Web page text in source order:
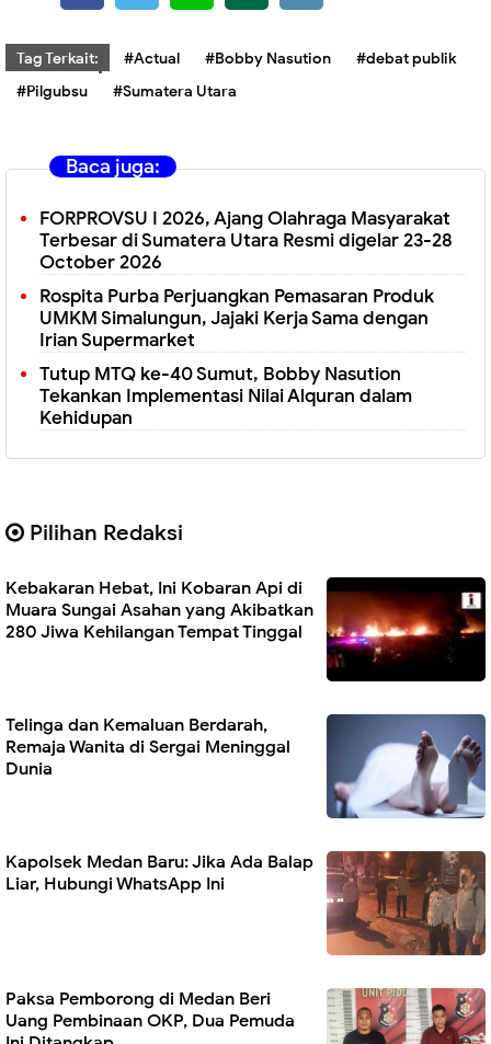
Tag Terkait: #Actual #Bobby Nasution
#debat publik
#Pilgubsu
#Sumatera Utara
Baca juga:
FORPROVSU I 2026, Ajang Olahraga Masyarakat
Terbesar di Sumatera Utara Resmi digelar 23-28
October 2026
Rospita Purba Perjuangkan Pemasaran Produk
UMKM Simalungun, Jajaki Kerja Sama dengan
Irian Supermarket
Tutup MTQ ke-40 Sumut, Bobby Nasution
Tekankan Implementasi Nilai Alquran dalam
Kehidupan
Pilihan Redaksi
Kebakaran Hebat, Ini Kobaran Api di
Muara Sungai Asahan yang Akibatkan
280 Jiwa Kehilangan Tempat Tinggal
Telinga dan Kemaluan Berdarah,
Remaja Wanita di Sergai Meninggal
Dunia
Kapolsek Medan Baru: Jika Ada Balap
Liar, Hubungi WhatsApp Ini
Paksa Pemborong di Medan Beri
Uang Pembinaan OKP, Dua Pemuda